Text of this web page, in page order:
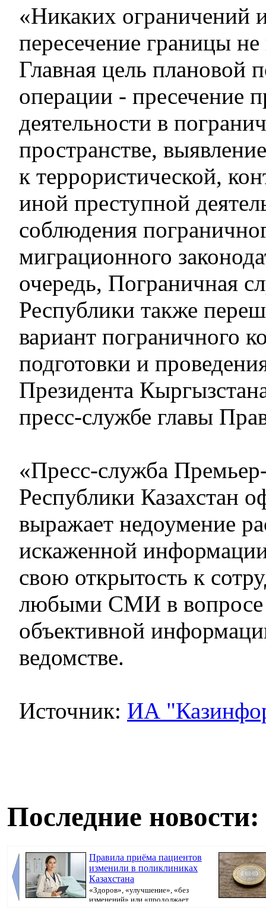
«Никаких ограничений
пересечение границы
Главная цель плановой
операции - пресечение
деятельности в
пространстве,
к террористической,
иной преступной
соблюдения
миграционного
очередь, Пограничная
Республики также
вариант пограничного
подготовки и
Президента
пресс-службе главы
«Пресс-служба
Республики Казахстан
выражает недоумение
искаженной
свою открытость к
любыми СМИ в вопросе
объективной
ведомстве.
Источник: ИА
Последние новости:
Правила приёма пациентов
изменили в поликлиниках
Казахстана
«Здоров», «улучшение», «без
изменений» или «продолжает